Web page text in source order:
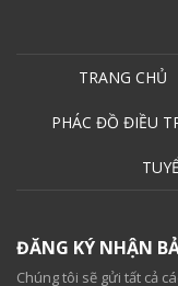
TRANG CHỦ
PHÁC ĐỒ ĐIỀU
ĐĂNG KÝ NHẬN
Chúng tôi sẽ gửi tất cả